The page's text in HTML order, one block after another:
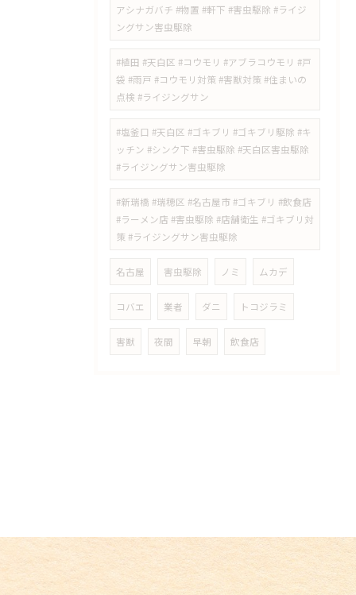
アシナガバチ #物置 #軒下 #害虫駆除 #ライジ
ングサン害虫駆除
#植田 #天白区 #コウモリ #アブラコウモリ #戸
袋 #雨戸 #コウモリ対策 #害獣対策 #住まいの
点検 #ライジングサン
#塩釜口 #天白区 #ゴキブリ #ゴキブリ駆除 #キ
ッチン #シンク下 #害虫駆除 #天白区害虫駆除
#ライジングサン害虫駆除
#新瑞橋 #瑞穂区 #名古屋市 #ゴキブリ #飲食店
#ラーメン店 #害虫駆除 #店舗衛生 #ゴキブリ対
策 #ライジングサン害虫駆除
名古屋 害虫駆除 ノミ ムカデ
コバエ 業者 ダニ トコジラミ
害獣 夜間 早朝 飲食店